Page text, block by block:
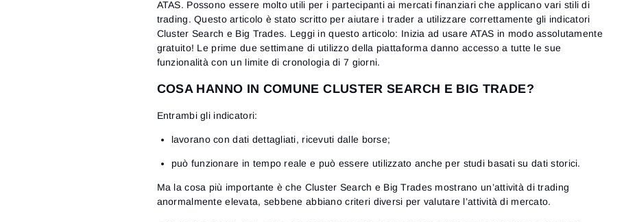
ATAS. Possono essere molto utili per i partecipanti ai mercati finanziari che applicano vari stili di
trading. Questo articolo è stato scritto per aiutare i trader a utilizzare correttamente gli indicatori
Cluster Search e Big Trades. Leggi in questo articolo: Inizia ad usare ATAS in modo assolutamente
gratuito! Le prime due settimane di utilizzo della piattaforma danno accesso a tutte le sue
funzionalità con un limite di cronologia di 7 giorni.
COSA HANNO IN COMUNE CLUSTER SEARCH E BIG TRADE?
Entrambi gli indicatori:
lavorano con dati dettagliati, ricevuti dalle borse;
può funzionare in tempo reale e può essere utilizzato anche per studi basati su dati storici.
Ma la cosa più importante è che Cluster Search e Big Trades mostrano un’attività di trading
anormalmente elevata, sebbene abbiano criteri diversi per valutare l’attività di mercato.